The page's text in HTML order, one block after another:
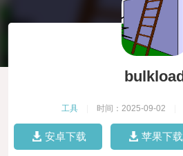
bulkload
工具 时间：2025-09-02
安卓下载 苹果下载